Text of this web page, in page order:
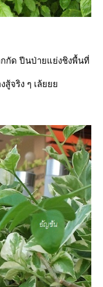
กัด ปีนป่ายแย่งชิงพื้นที่
งสู้จริง ๆ เล้